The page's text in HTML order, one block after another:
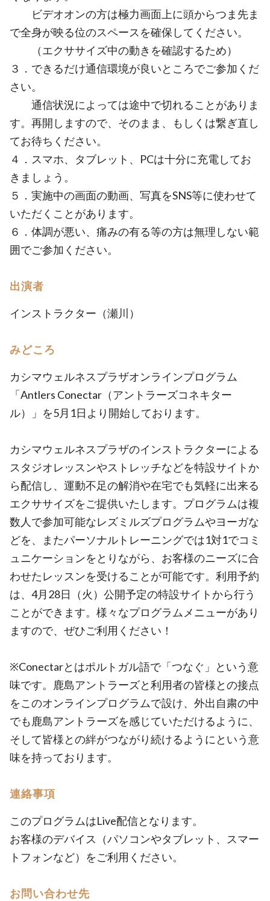
ビデオオンの方は極力画面上に頭からつま先ま
で全身が映る位のスペースを確保してください。
（エクササイズ中の動きを確認するため）
３．できるだけ通信環境が良いところでご参加くだ
さい。
通信状況によっては途中で切れることがありま
す。再開しますので、そのまま、もしくは繋ぎ直し
てお待ちください。
４．スマホ、タブレット、PCは十分に充電してお
きましょう。
５．実施中の画面の動画、写真をSNS等に使わせて
いただくことがあります。
６．体調が悪い、痛みの有る等の方は無理しない範
囲でご参加ください。
出演者
インストラクター（瀬川）
みどころ
カシマウェルネスプラザオンラインプログラム
「Antlers Conectar（アントラーズコネキター
ル）」を5月1日より開始しております。
カシマウェルネスプラザのインストラクターによる
スタジオレッスンやストレッチなどを特設サイトか
ら配信し、運動不足の解消や在宅でも気軽に出来る
エクササイズをご提供いたします。プログラムは複
数人で参加可能なレズミルズプログラムやヨーガな
どを、またパーソナルトレーニングでは1対1でコミ
ュニケーションをとりながら、お客様のニーズに合
わせたレッスンを受けることが可能です。利用予約
は、4月28日（火）公開予定の特設サイトから行う
ことができます。様々なプログラムメニューがあり
ますので、ぜひご利用ください！
※Conectarとはポルトガル語で「つなぐ」という意
味です。鹿島アントラーズと利用者の皆様との接点
をこのオンラインプログラムで設け、外出自粛の中
でも鹿島アントラーズを感じていただけるように、
そして皆様との絆がつながり続けるようにという意
味を持っております。
連絡事項
このプログラムはLive配信となります。
お客様のデバイス（パソコンやタブレット、スマー
トフォンなど）をご利用ください。
お問い合わせ先